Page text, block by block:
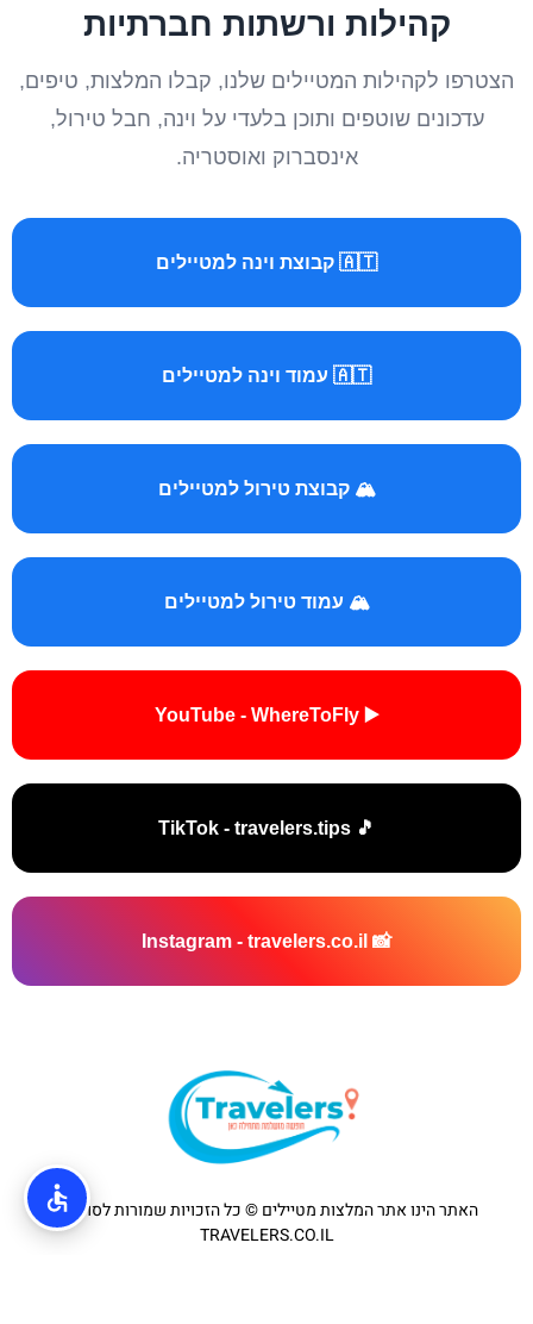
קהילות ורשתות חברתיות
הצטרפו לקהילות המטיילים שלנו, קבלו המלצות, טיפים,
עדכונים שוטפים ותוכן בלעדי על וינה, חבל טירול,
אינסברוק ואוסטריה.
🇦🇹 קבוצת וינה למטיילים
🇦🇹 עמוד וינה למטיילים
🏔️ קבוצת טירול למטיילים
🏔️ עמוד טירול למטיילים
▶️ YouTube - WhereToFly
🎵 TikTok - travelers.tips
📸 Instagram - travelers.co.il
האתר הינו אתר המלצות מטיילים © כל הזכויות שמורות לסוכנות
TRAVELERS.CO.IL